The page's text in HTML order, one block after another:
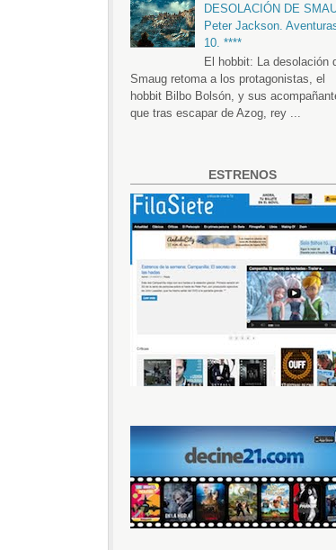
DESOLACIÓN DE
Peter Jackson.
10. ****
El hobbit: La desolación
Smaug retoma a los protagonistas, el
hobbit Bilbo Bolsón, y sus
que tras escapar de Azog, rey ...
ESTRENOS